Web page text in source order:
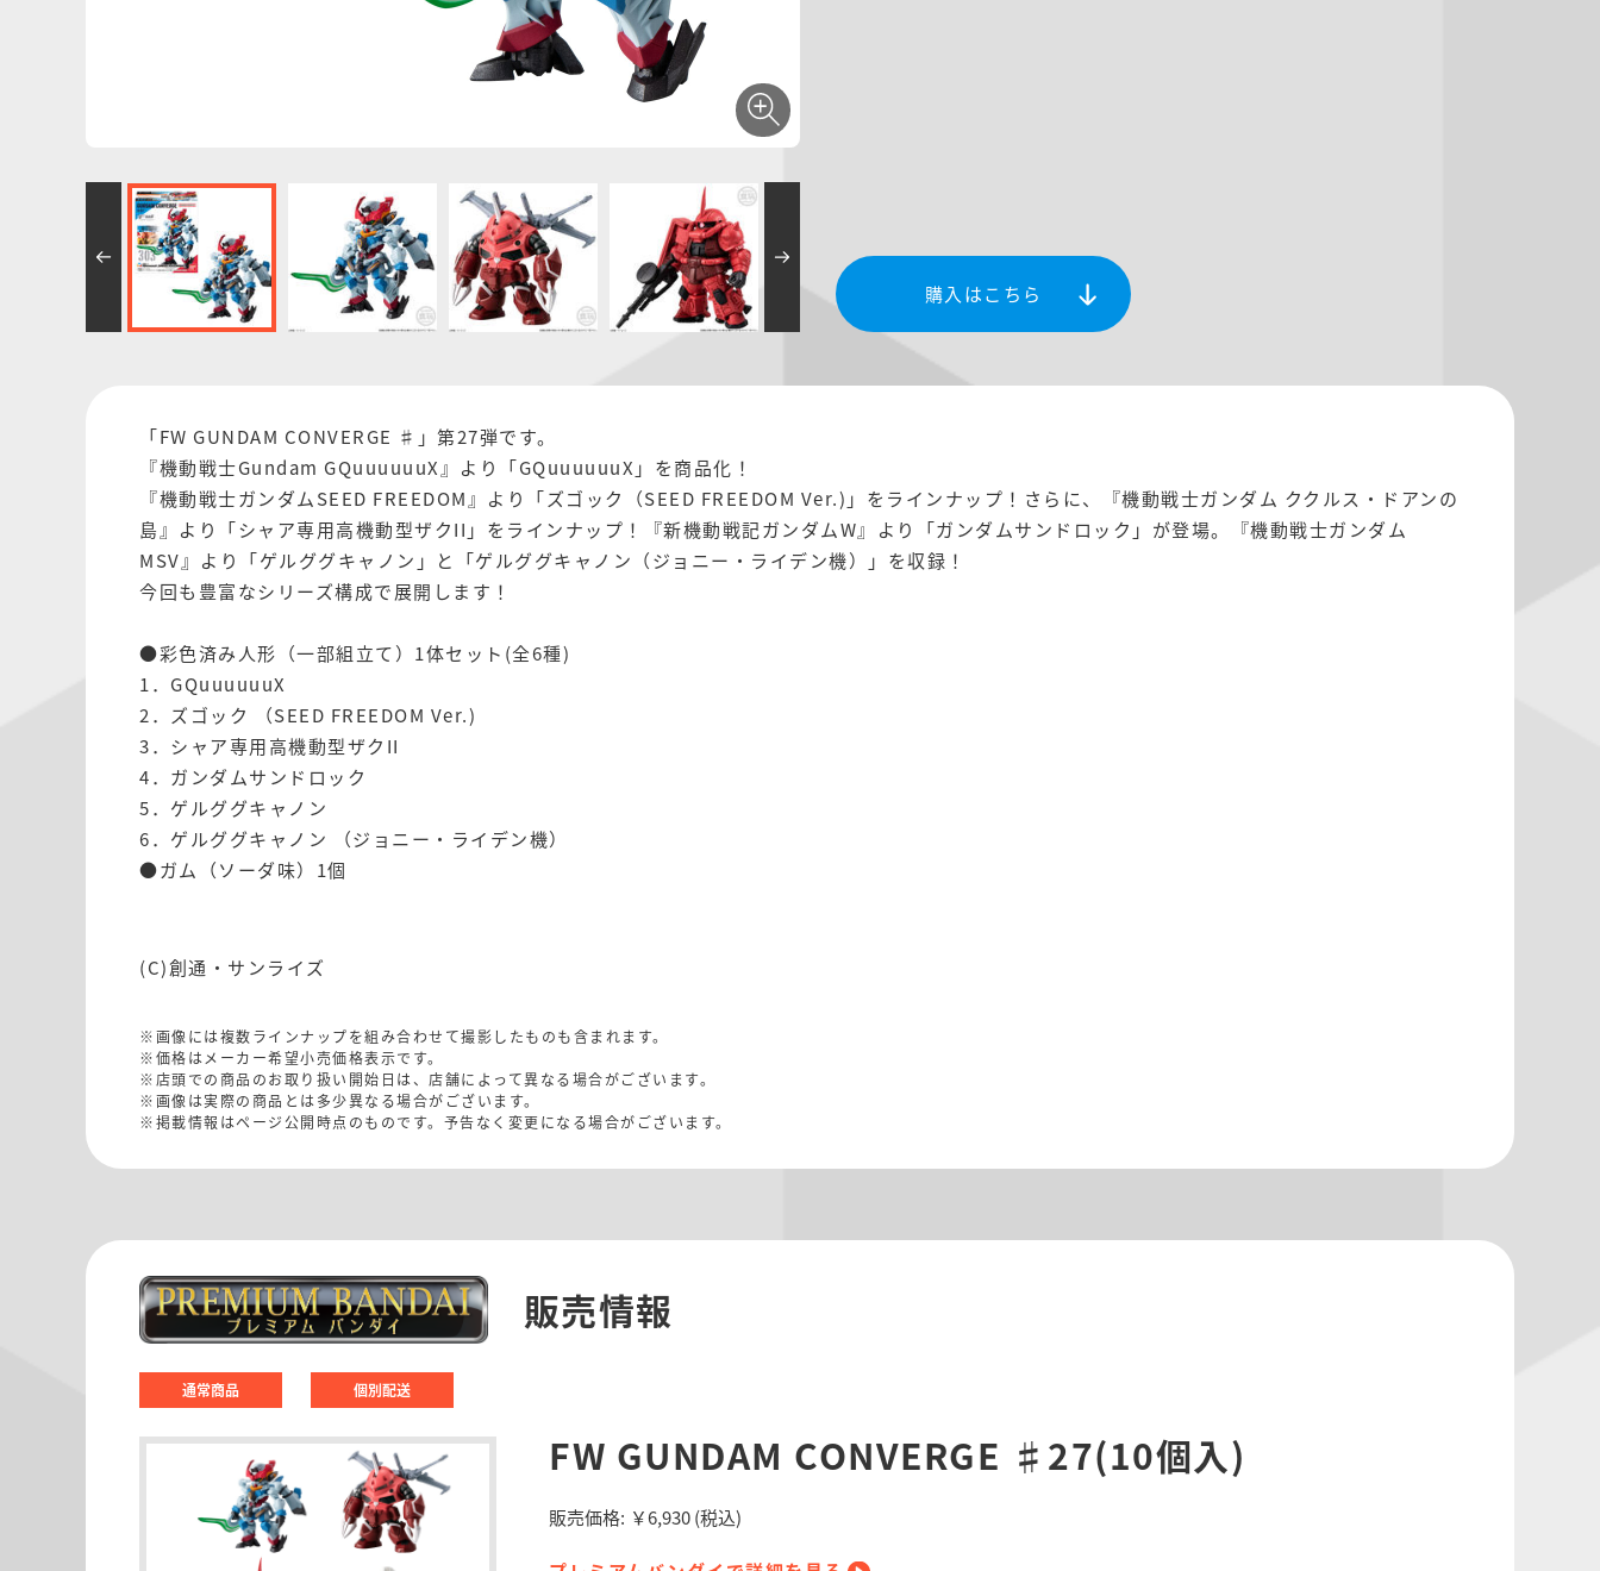
購入はこちら
「FW GUNDAM CONVERGE ♯」第27弾です。
『機動戦士Gundam GQuuuuuuX』より「GQuuuuuuX」を商品化！
『機動戦士ガンダムSEED FREEDOM』より「ズゴック（SEED FREEDOM Ver.)」をラインナップ！さらに、『機動戦士ガンダム ククルス・ドアンの
島』より「シャア専用高機動型ザクII」をラインナップ！『新機動戦記ガンダムW』より「ガンダムサンドロック」が登場。『機動戦士ガンダム
MSV』より「ゲルググキャノン」と「ゲルググキャノン（ジョニー・ライデン機）」を収録！
今回も豊富なシリーズ構成で展開します！
●彩色済み人形（一部組立て）1体セット(全6種)
1．GQuuuuuuX
2．ズゴック （SEED FREEDOM Ver.)
3．シャア専用高機動型ザクII
4．ガンダムサンドロック
5．ゲルググキャノン
6．ゲルググキャノン （ジョニー・ライデン機）
●ガム（ソーダ味）1個
(C)創通・サンライズ
※画像には複数ラインナップを組み合わせて撮影したものも含まれます。
※価格はメーカー希望小売価格表示です。
※店頭での商品のお取り扱い開始日は、店舗によって異なる場合がございます。
※画像は実際の商品とは多少異なる場合がございます。
※掲載情報はページ公開時点のものです。予告なく変更になる場合がございます。
販売情報
通常商品 個別配送
FW GUNDAM CONVERGE ♯27(10個入)
販売価格: ￥6,930(税込)